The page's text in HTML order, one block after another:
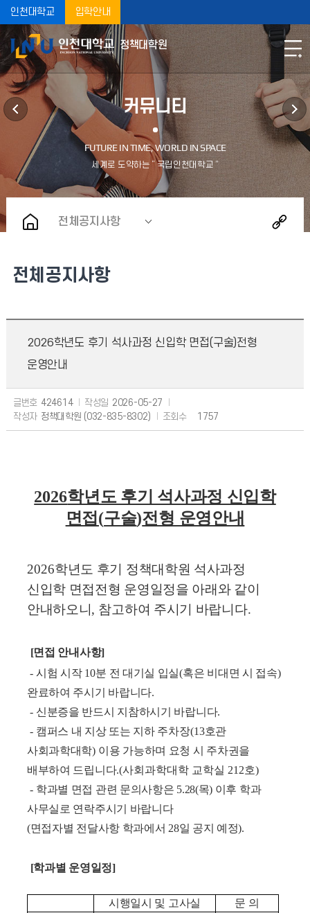
인천대학교 입학안내
정책대학원
커뮤니티
전체공지사항
전체공지사항
2026학년도 후기 석사과정 신입학 면접(구술)전형
운영안내
글번호 424614 작성일 2026-05-27
작성자 정책대학원 (032-835-8302) 조회수 1757
2026학년도 후기 석사과정 신입학
면접 (구술)전형 운영안내
2026학년도 후기 정책대학원 석사과정
신입학 면접전형 운영일정을 아래와 같이
안내하오니, 참고하여 주시기 바랍니다.
[면 접 안내사항]
- 시험 시작 10분 전 대기실 입실(혹은 비대면 시 접속)
완료하여 주시기 바랍니다.
- 신분증을 반드시 지참하시기 바랍니다.
- 캠퍼스 내 지상 또는 지하 주차장(13호관
사회과학대학) 이용 가능하며 요청 시 주차권을
배부하여 드립니다.(사회과학대학 교학실 212호)
- 학과별 면접 관련 문의사항은 5.28(목) 이후 학과
사무실로 연락주시기 바랍니다
(면접자별 전달사항 학과에서 28일 공지 예정).
[학과별 운영일정]
시행일시 및 고사실 문 의